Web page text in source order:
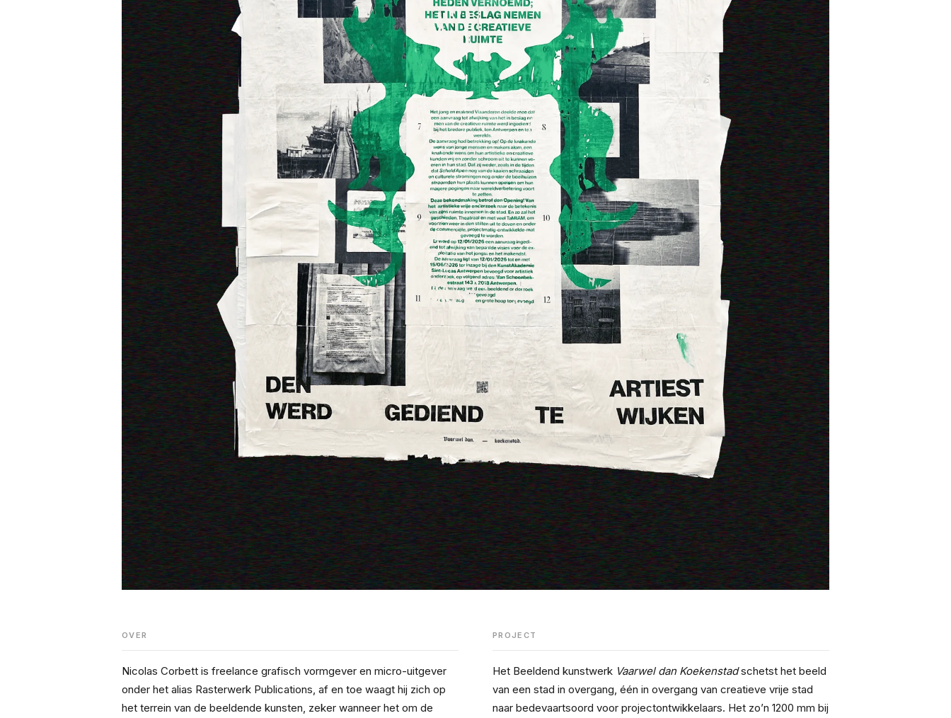
OVER
Nicolas Corbett is freelance grafisch vormgever en micro-uitgever
onder het alias Rasterwerk Publications, af en toe waagt hij zich op
het terrein van de beeldende kunsten, zeker wanneer het om de
PROJECT
Het Beeldend kunstwerk Vaarwel dan Koekenstad schetst het beeld
van een stad in overgang, één in overgang van creatieve vrije stad
naar bedevaartsoord voor projectontwikkelaars. Het zo’n 1200 mm bij